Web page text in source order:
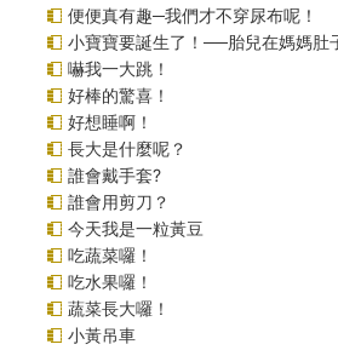
便便真有趣─我們才不穿尿布呢！
小寶寶要誕生了！──胎兒在媽媽肚
嚇我一大跳！
好棒的驚喜！
好想睡啊！
長大是什麼呢？
誰會戴手套?
誰會用剪刀？
今天我是一粒黃豆
吃蔬菜囉！
吃水果囉！
蔬菜長大囉！
小黃吊車